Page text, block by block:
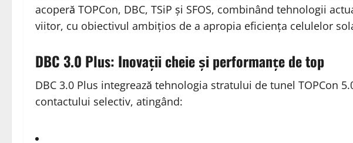
acoperă TOPCon, DBC, TSiP și SFOS, combinând tehnologii
viitor, cu obiectivul ambițios de a apropia eficiența celulelor
DBC 3.0 Plus: Inovații cheie și performanțe de top
DBC 3.0 Plus integrează tehnologia stratului de tunel TOPCon
contactului selectiv, atingând: